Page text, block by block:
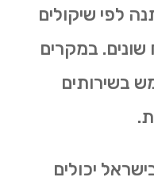
לפי שיקולים
שונים. במקרים
בשירותים
יכולים